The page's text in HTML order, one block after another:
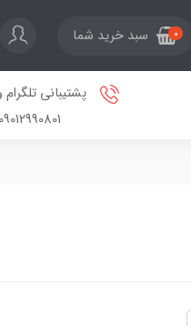
0 سبد خرید شما
پشتیبانی
09012990801